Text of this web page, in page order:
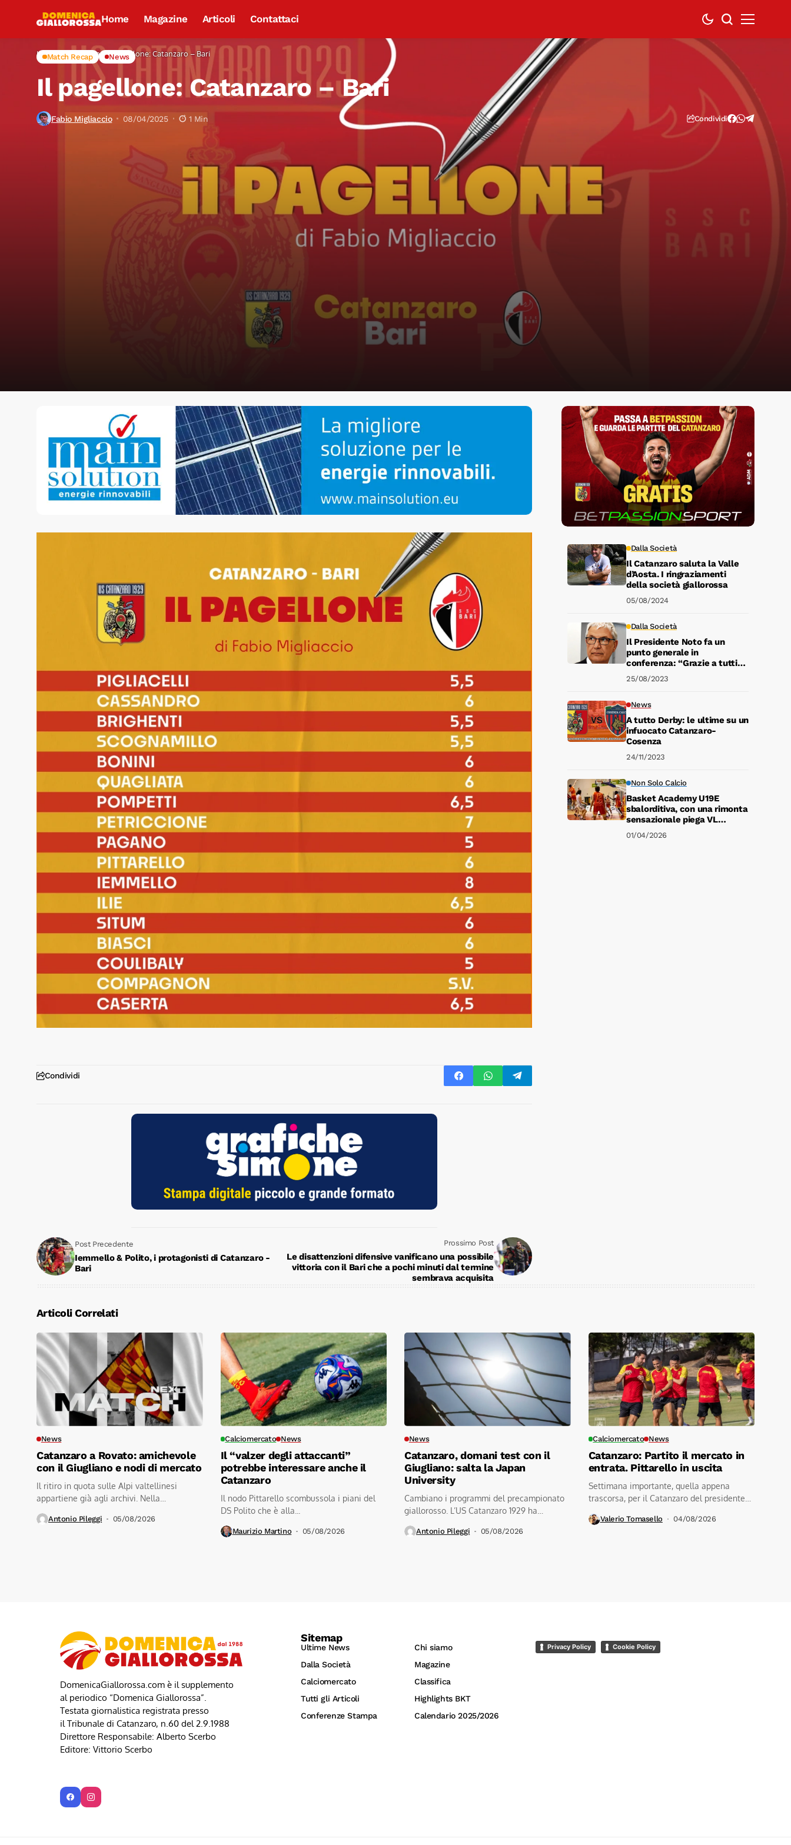
Home Magazine Articoli Contattaci
Home Match Recap Il pagellone: Catanzaro – Bari
Match Recap News
Il pagellone: Catanzaro – Bari
Fabio Migliaccio 08/04/2025 1 Min Condividi
Condividi
Post Precedente
Iemmello & Polito, i protagonisti di Catanzaro -
Bari
Prossimo Post
Le disattenzioni difensive vanificano una possibile
vittoria con il Bari che a pochi minuti dal termine
sembrava acquisita
Dalla Società
Il Catanzaro saluta la Valle
d’Aosta. I ringraziamenti
della società giallorossa
05/08/2024
Dalla Società
Il Presidente Noto fa un
punto generale in
conferenza: “Grazie a tutti
gli abbonati”
25/08/2023
News
A tutto Derby: le ultime su un
infuocato Catanzaro-
Cosenza
24/11/2023
Non Solo Calcio
Basket Academy U19E
sbalorditiva, con una rimonta
sensazionale piega VL
Pesaro 79-78.
01/04/2026
Articoli Correlati
News
Catanzaro a Rovato: amichevole
con il Giugliano e nodi di mercato
Il ritiro in quota sulle Alpi valtellinesi
appartiene già agli archivi. Nella
Antonio Pileggi 05/08/2026
Calciomercato News
Il “valzer degli attaccanti”
potrebbe interessare anche il
Catanzaro
Il nodo Pittarello scombussola i piani del
DS Polito che è alla...
Maurizio Martino 05/08/2026
News
Catanzaro, domani test con il
Giugliano: salta la Japan
University
Cambiano i programmi del precampionato
giallorosso. L’US Catanzaro 1929 ha
dell’amichevole...
Antonio Pileggi 05/08/2026
Calciomercato News
Catanzaro: Partito il mercato in
entrata. Pittarello in uscita
Settimana importante, quella appena
trascorsa, per il Catanzaro del presidente
Valerio Tomasello 04/08/2026
DomenicaGiallorossa.com è il supplemento
al periodico “Domenica Giallorossa”.
Testata giornalistica registrata presso
il Tribunale di Catanzaro, n.60 del 2.9.1988
Direttore Responsabile: Alberto Scerbo
Editore: Vittorio Scerbo
Sitemap
Ultime News
Chi siamo
Dalla Società
Magazine
Calciomercato
Classifica
Tutti gli Articoli
Highlights BKT
Conferenze Stampa
Calendario 2025/2026
Privacy Policy Cookie Policy